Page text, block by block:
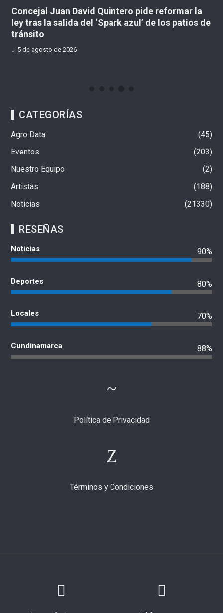
Concejal Juan David Quintero pide reformar la
ley tras la salida del ‘Spark azul’ de los patios de
tránsito
5 de agosto de 2026
CATEGORÍAS
Agro Data
45
Eventos
203
Nuestro Equipo
2
Artistas
188
Noticias
21330
RESEÑAS
Noticias 90%
Deportes 80%
Locales 70%
Cundinamarca 88%
Política de Privacidad
Términos y Condiciones